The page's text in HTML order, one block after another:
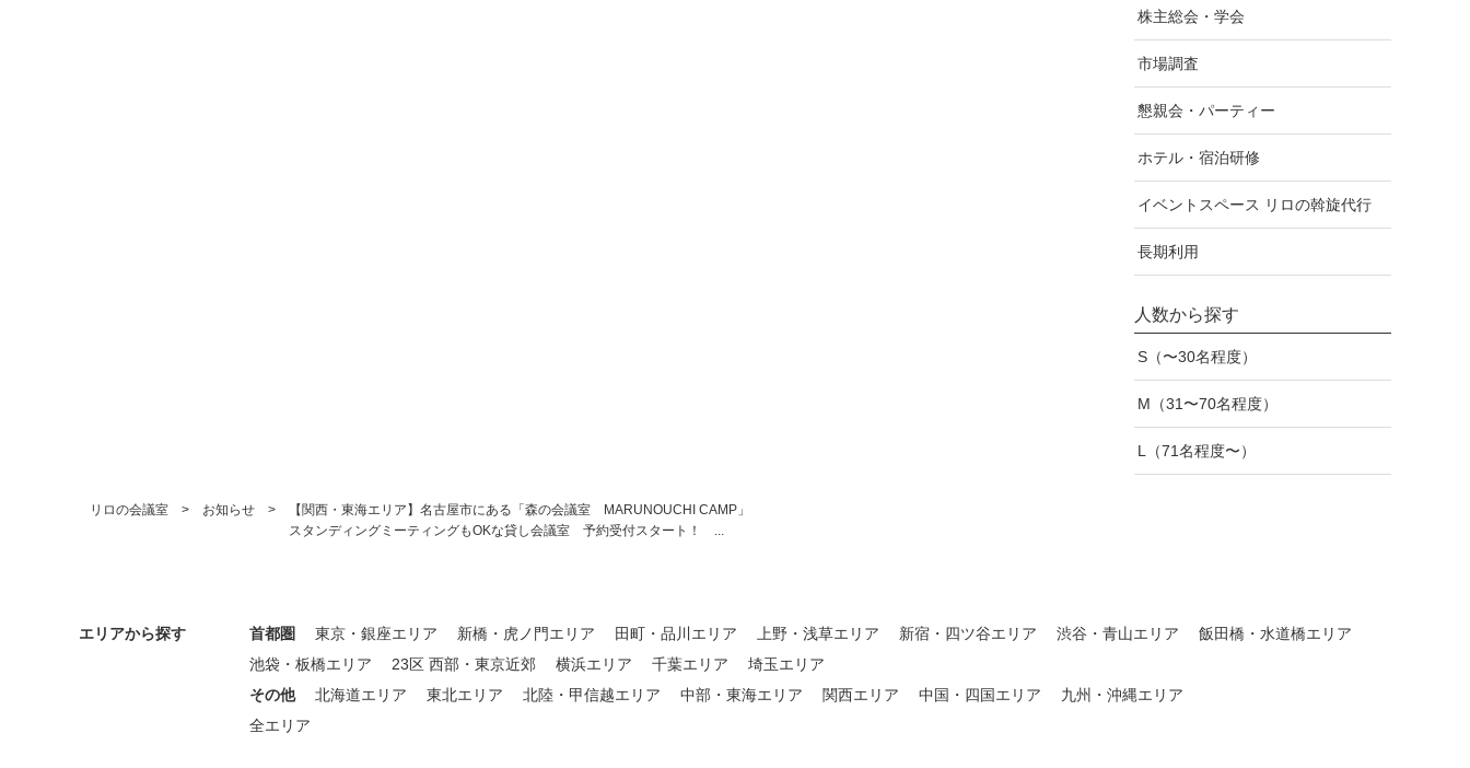
株主総会・学会
市場調査
懇親会・パーティー
ホテル・宿泊研修
イベントスペース リロの斡旋代行
長期利用
人数から探す
S（〜30名程度）
M（31〜70名程度）
L（71名程度〜）
リロの会議室 お知らせ
【関西・東海エリア】名古屋市にある「森の会議室 MARUNOUCHI CAMP」
スタンディングミーティングもOKな貸し会議室 予約受付スタート！ ...
エリアから探す 首都圏 東京・銀座エリア 新橋・虎ノ門エリア 田町・品川エリア 上野・浅草エリア 新宿・四ツ谷エリア 渋谷・青山エリア
飯田橋・水道橋エリア
池袋・板橋エリア
23区 西部・東京近郊 横浜エリア 千葉エリア
埼玉エリア
その他
北海道エリア 東北エリア 北陸・甲信越エリア 中部・東海エリア 関西エリア 中国・四国エリア
九州・沖縄エリア
全エリア